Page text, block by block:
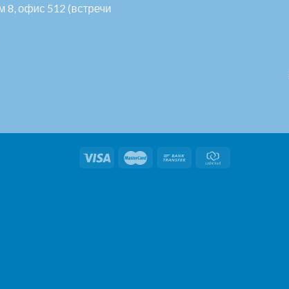
8, офис 512 (встречи